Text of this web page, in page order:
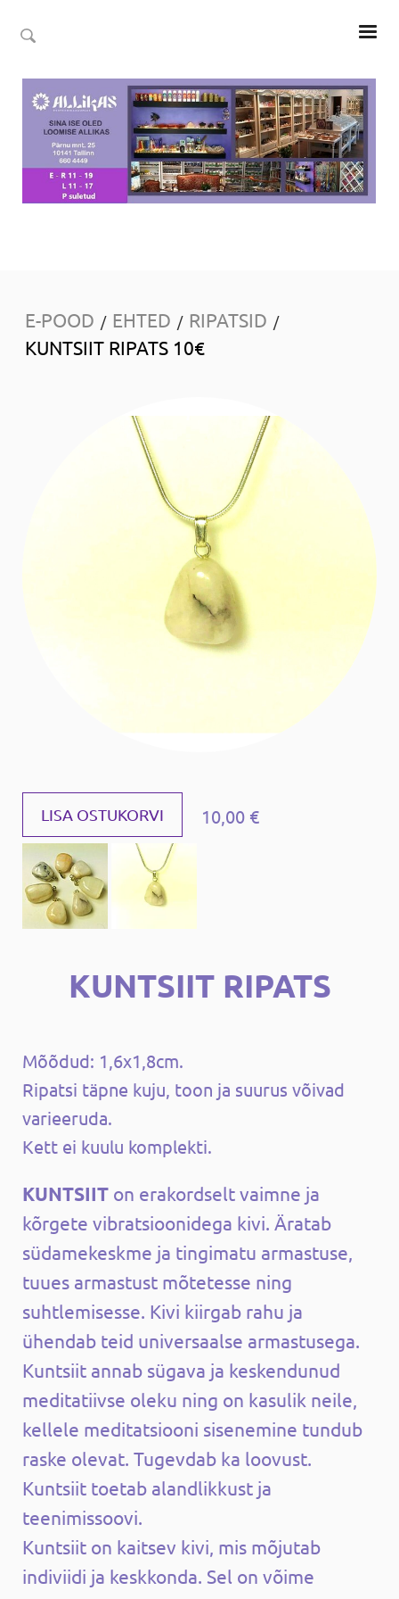
E-POOD / EHTED / RIPATSID /
KUNTSIIT RIPATS 10€
LISA OSTUKORVI 10,00 €
KUNTSIIT RIPATS
Mõõdud: 1,6x1,8cm.
Ripatsi täpne kuju, toon ja suurus võivad
varieeruda.
Kett ei kuulu komplekti.
KUNTSIIT on erakordselt vaimne ja
kõrgete vibratsioonidega kivi. Äratab
südamekeskme ja tingimatu armastuse,
tuues armastust mõtetesse ning
suhtlemisesse. Kivi kiirgab rahu ja
ühendab teid universaalse armastusega.
Kuntsiit annab sügava ja keskendunud
meditatiivse oleku ning on kasulik neile,
kellele meditatsiooni sisenemine tundub
raske olevat. Tugevdab ka loovust.
Kuntsiit toetab alandlikkust ja
teenimissoovi.
Kuntsiit on kaitsev kivi, mis mõjutab
indiviidi ja keskkonda. Sel on võime